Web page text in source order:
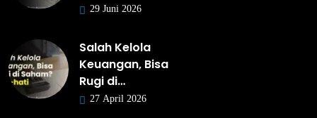
29 Juni 2026
Salah Kelola
Keuangan, Bisa
Rugi di…
27 April 2026